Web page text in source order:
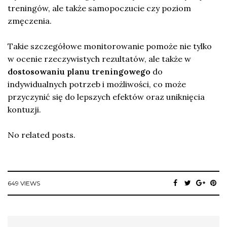
treningów, ale także samopoczucie czy poziom
zmęczenia.
Takie szczegółowe monitorowanie pomoże nie tylko
w ocenie rzeczywistych rezultatów, ale także w
dostosowaniu planu treningowego do
indywidualnych potrzeb i możliwości, co może
przyczynić się do lepszych efektów oraz uniknięcia
kontuzji.
No related posts.
649 VIEWS